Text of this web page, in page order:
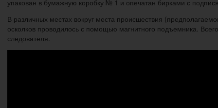
упакован в бумажную коробку № 1 и опечатан бирками с
В различных местах вокруг места происшествия
осколков проводилось с помощью магнитного подъемника.
следователя.